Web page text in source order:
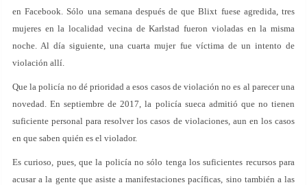
en Facebook. Sólo una semana después de que Blixt fuese agredida, tres
mujeres en la localidad vecina de Karlstad fueron violadas en la misma
noche. Al día siguiente, una cuarta mujer fue víctima de un intento de
violación allí.
Que la policía no dé prioridad a esos casos de violación no es al parecer una
novedad. En septiembre de 2017, la policía sueca admitió que no tienen
suficiente personal para resolver los casos de violaciones, aun en los casos
en que saben quién es el violador.
Es curioso, pues, que la policía no sólo tenga los suficientes recursos para
acusar a la gente que asiste a manifestaciones pacíficas, sino también a las